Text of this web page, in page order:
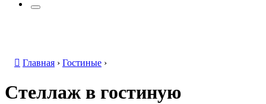
Главная › Гостиные ›
Стеллаж в гостиную